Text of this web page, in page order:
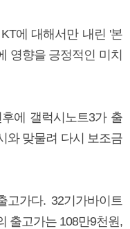
에 대해서만 내린 '본
영향을 긍정적인 미치
에 갤럭시노트3가 출
와 맞물려 다시 보조금
고가다. 32기가바이트
출고가는 108만9천원,